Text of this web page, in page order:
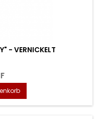
- VERNICKELT